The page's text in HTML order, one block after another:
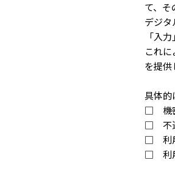
て、そ
デジタ
「入
これ
を提供
具体的
□ 機
□ 不
□ 利
□ 利